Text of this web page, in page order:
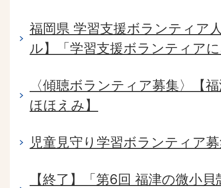
福岡県 学習支援ボランティア
ル】「学習支援ボランティア
〈傾聴ボランティア募集〉【
ほほえみ】
児童見守り学習ボランティア
【終了】「第6回 福津の微小